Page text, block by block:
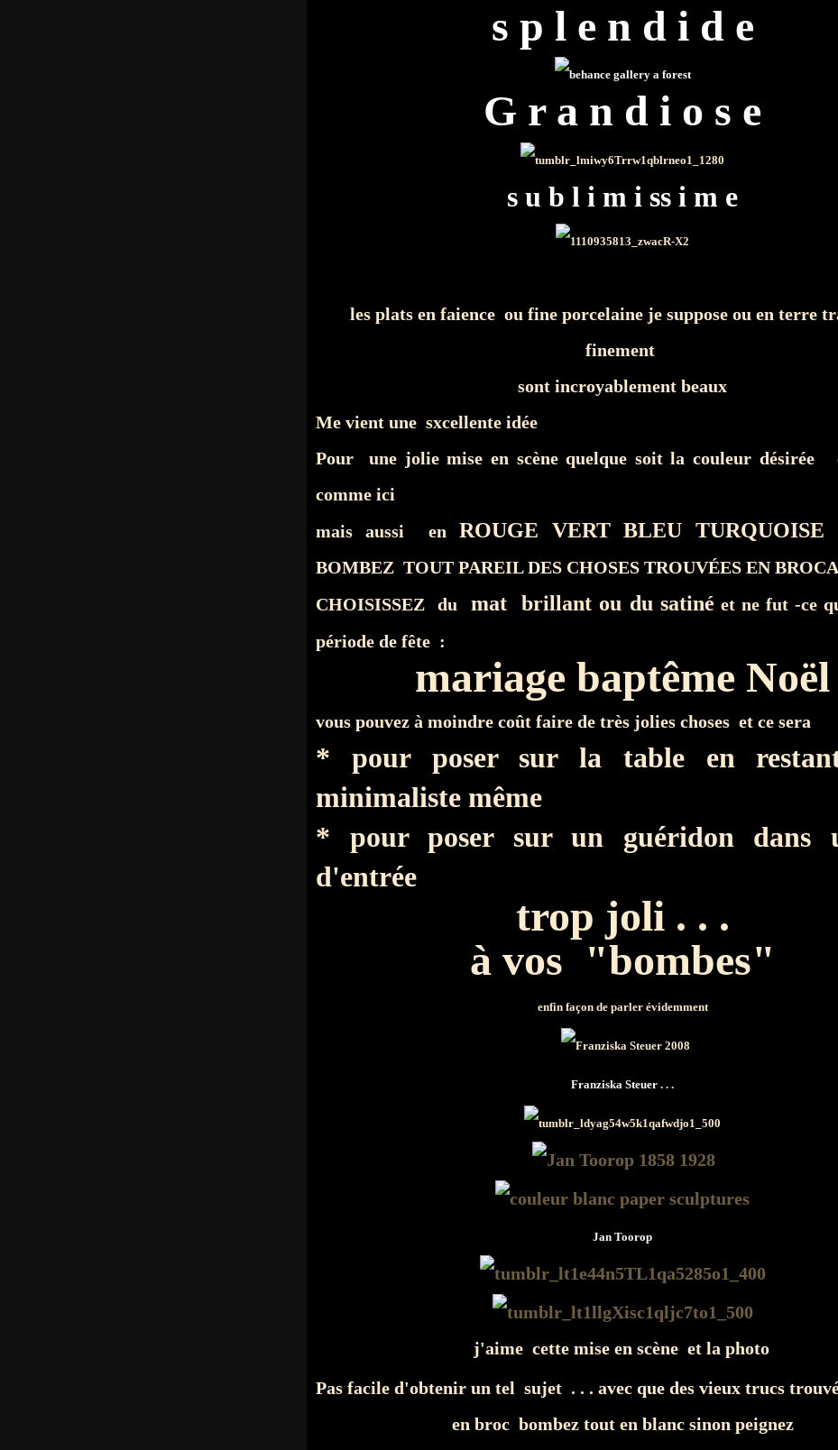
s p l e n d i d e
G r a n d i o s e
s u b l i m i ss i m e
les plats en faience ou fine porcelaine je suppose ou en terre
finement
sont incroyablement beaux
Me vient une sxcellente idée
Pour une jolie mise en scène quelque soit la couleur désirée
comme ici
mais aussi en ROUGE VERT BLEU TURQUOISE
BOMBEZ TOUT PAREIL DES CHOSES TROUVÉES EN
CHOISISSEZ du
mat brillant ou du satiné et ne fut -ce
période de fête :
mariage baptême Noël
vous pouvez à moindre coût faire de très jolies choses et ce sera
* pour poser sur la table en
minimaliste même
* pour poser sur un guéridon dans
d'entrée
trop joli . . .
à vos "bombes"
enfin façon de parler évidemment
Franziska Steuer . . .
Jan Toorop
j'aime cette mise en scène et la photo
Pas facile d'obtenir un tel sujet . . . avec que des vieux trucs
en broc bombez tout en blanc sinon peignez